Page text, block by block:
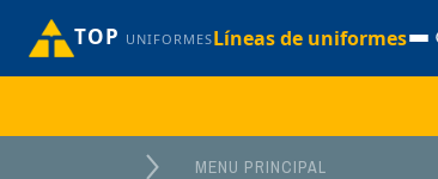
TOP UNIFORMESLíneas de uniformes
MENU PRINCIPAL